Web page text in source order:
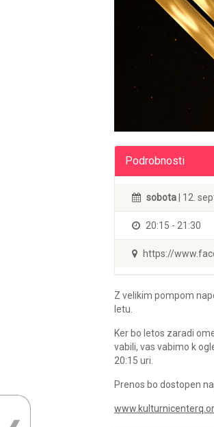
Podrobnosti
sobota | 12.
20:15 - 21:30
https://
Z velikim pompom
letu.
Ker bo letos zaradi
vabili, vas vabimo k
20:15 uri.
Prenos bo dostopen na